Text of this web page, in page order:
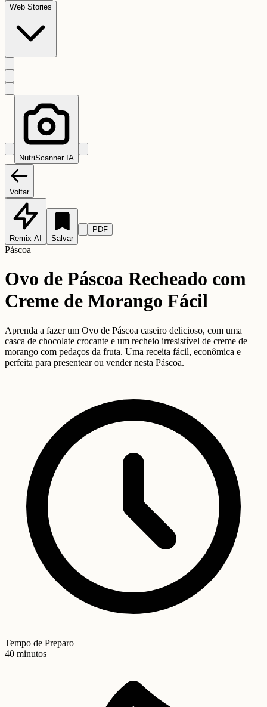
Web Stories
NutriScanner IA
Voltar
Remix AI Salvar
PDF
Páscoa
Ovo de Páscoa Recheado com
Creme de Morango Fácil
Aprenda a fazer um Ovo de Páscoa caseiro delicioso, com uma
casca de chocolate crocante e um recheio irresistível de creme de
morango com pedaços da fruta. Uma receita fácil, econômica e
perfeita para presentear ou vender nesta Páscoa.
Tempo de Preparo
40 minutos